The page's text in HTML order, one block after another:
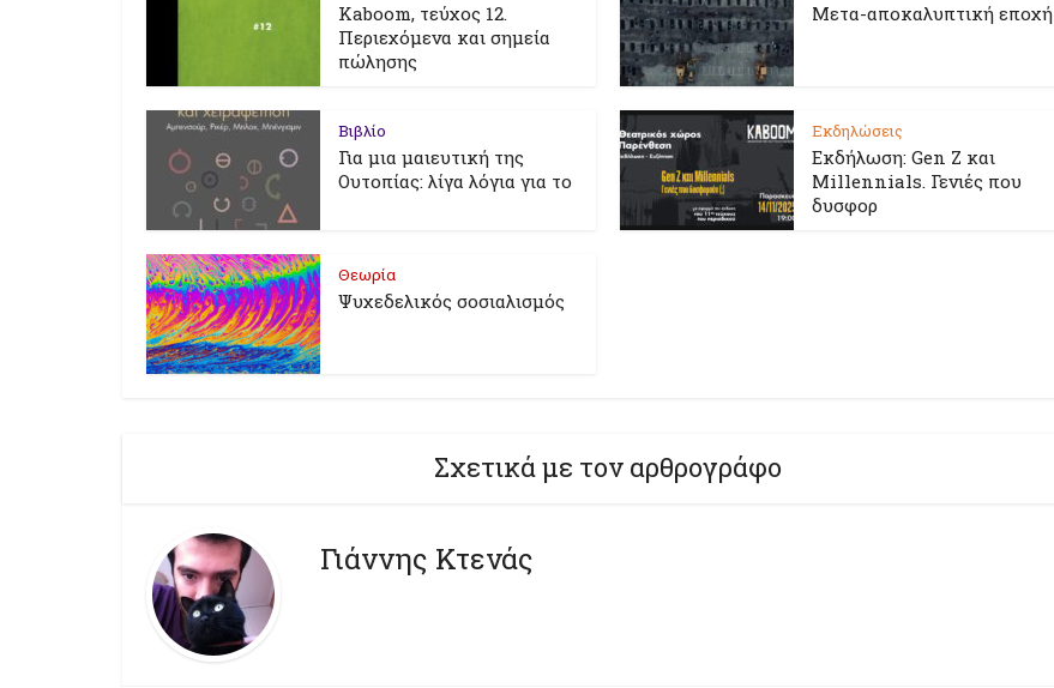
Kaboom, τεύχος 12.
Περιεχόμενα και σημεία
πώλησης
Μετα-αποκαλυπτική εποχή
Βιβλίο
Για μια μαιευτική της
Ουτοπίας: λίγα λόγια για το
Εκδηλώσεις
Εκδήλωση: Gen Z και
Millennials. Γενιές που
δυσφορ
Θεωρία
Ψυχεδελικός σοσιαλισμός
Σχετικά με τον αρθρογράφο
Γιάννης Κτενάς